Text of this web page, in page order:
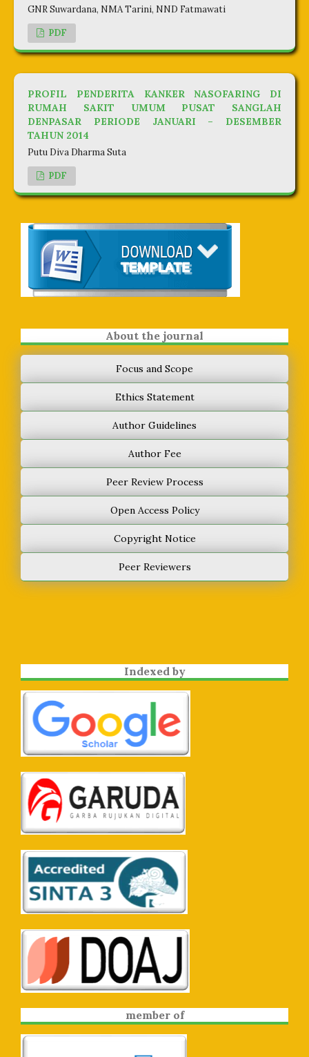
GNR Suwardana, NMA Tarini, NND Fatmawati
PDF
PROFIL PENDERITA KANKER NASOFARING DI
RUMAH SAKIT UMUM PUSAT SANGLAH
DENPASAR PERIODE JANUARI – DESEMBER
TAHUN 2014
Putu Diva Dharma Suta
PDF
About the journal
Focus and Scope
Ethics Statement
Author Guidelines
Author Fee
Peer Review Process
Open Access Policy
Copyright Notice
Peer Reviewers
Indexed by
member of